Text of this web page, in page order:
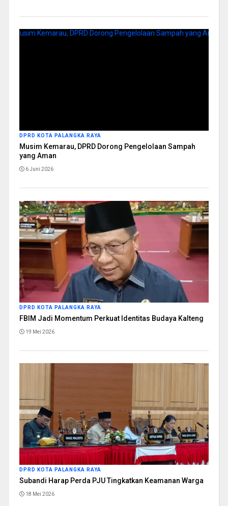
DPRD KOTA PALANGKA RAYA
Musim Kemarau, DPRD Dorong Pengelolaan Sampah
yang Aman
6 Juni 2026
DPRD KOTA PALANGKA RAYA
FBIM Jadi Momentum Perkuat Identitas Budaya Kalteng
19 Mei 2026
DPRD KOTA PALANGKA RAYA
Subandi Harap Perda PJU Tingkatkan Keamanan Warga
18 Mei 2026